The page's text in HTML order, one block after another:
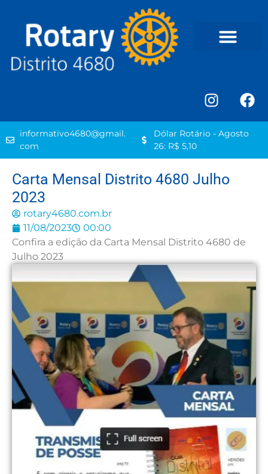
informativo4680@gmail.
com
Dólar Rotário - Agosto
26: R$ 5,10
Carta Mensal Distrito 4680 Julho
2023
rotary4680.com.br
11/08/2023
00:00
Confira a edição da Carta Mensal Distrito 4680 de
Julho 2023